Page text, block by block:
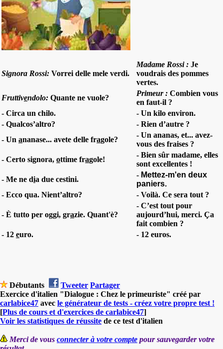
Signora Rossi: Vorrei delle mele verdi.
Madame Rossi : Je
voudrais des pommes
vertes.
Fruttivendolo: Quante ne vuole?
Primeur : Combien vous
en faut-il ?
- Circa un chilo.
- Un kilo environ.
- Qualcos’altro?
- Rien d’autre ?
- Un ananase... avete delle fragole?
- Un ananas, et... avez-
vous des fraises ?
- Certo signora, ottime fragole!
- Bien sûr madame, elles
sont excellentes !
- Me ne dia due cestini.
- Mettez-m'en deux
paniers.
- Ecco qua. Nient’altro?
- Voilà. Ce sera tout ?
- È tutto per oggi, grazie. Quant'è?
- C’est tout pour
aujourd’hui, merci. Ça
fait combien ?
- 12 euro. - 12 euros.
Débutants Tweeter Partager
Exercice d'italien "Dialogue : Chez le primeuriste" créé par
carlabice47 avec le générateur de tests - créez votre propre test !
[Plus de cours et d'exercices de carlabice47]
Voir les statistiques de réussite de ce test d'italien
Merci de vous connecter à votre compte pour sauvegarder votre